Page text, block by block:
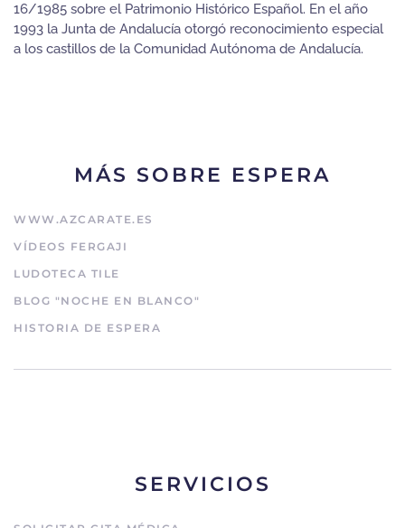
16/1985 sobre el Patrimonio Histórico Español. En el año
1993 la Junta de Andalucía otorgó reconocimiento especial
a los castillos de la Comunidad Autónoma de Andalucía.
MÁS SOBRE ESPERA
WWW.AZCARATE.ES
VÍDEOS FERGAJI
LUDOTECA TILE
BLOG "NOCHE EN BLANCO"
HISTORIA DE ESPERA
SERVICIOS